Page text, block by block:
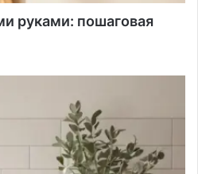
руками: пошаговая